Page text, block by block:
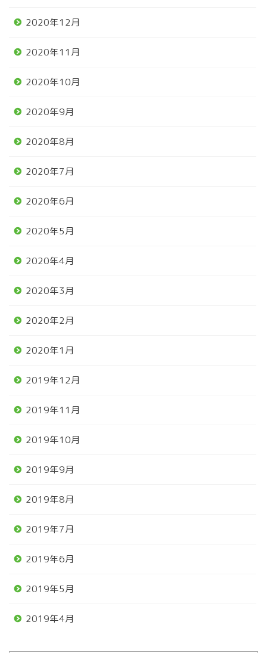
2020年12月
2020年11月
2020年10月
2020年9月
2020年8月
2020年7月
2020年6月
2020年5月
2020年4月
2020年3月
2020年2月
2020年1月
2019年12月
2019年11月
2019年10月
2019年9月
2019年8月
2019年7月
2019年6月
2019年5月
2019年4月